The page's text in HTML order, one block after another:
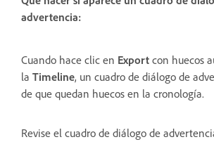
advertencia:
Cuando hace clic en Export con huecos
la Timeline, un cuadro de diálogo de
de que quedan huecos en la cronología.
Revise el cuadro de diálogo de